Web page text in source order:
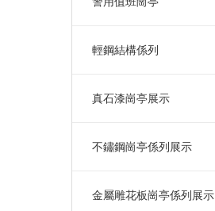
輕鋼結構係列
真石漆崗亭展示
不鏽鋼崗亭係列展示
金屬雕花板崗亭係列展示